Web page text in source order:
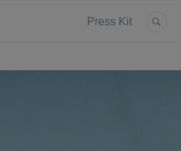
Press Kit